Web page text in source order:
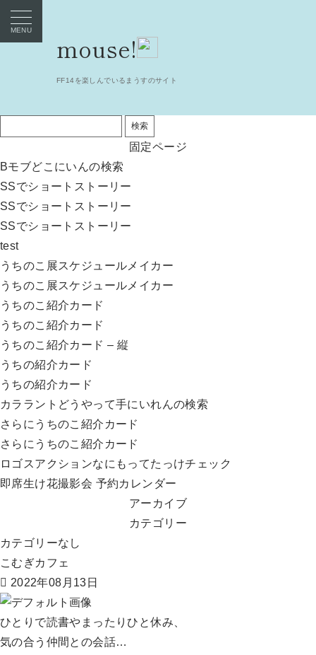
mouse!
FF14を楽しんでいるまうすのサイト
索:
固定ページ
Bモブどこにいんの検索
SSでショートストーリー
SSでショートストーリー
SSでショートストーリー
test
うちのこ展スケジュールメイカー
うちのこ展スケジュールメイカー
うちのこ紹介カード
うちのこ紹介カード
うちのこ紹介カード – 縦
うちの紹介カード
うちの紹介カード
カララントどうやって手にいれんの検索
さらにうちのこ紹介カード
さらにうちのこ紹介カード
ロゴスアクションなにもってたっけチェック
即席生け花撮影会 予約カレンダー
アーカイブ
カテゴリー
カテゴリーなし
こむぎカフェ
2022年08月13日
ひとりで読書やまったりひと休み、
気の合う仲間との会話…